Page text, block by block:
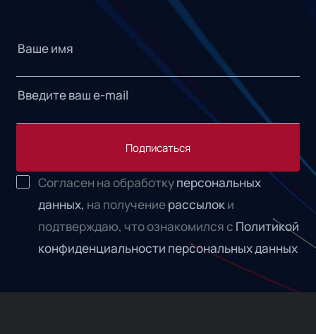
Подписаться
Согласен на обработкуперсональных
данных, на получениерассылоки
подтверждаю, что ознакомился с Политикой
конфиденциальности персональных данных